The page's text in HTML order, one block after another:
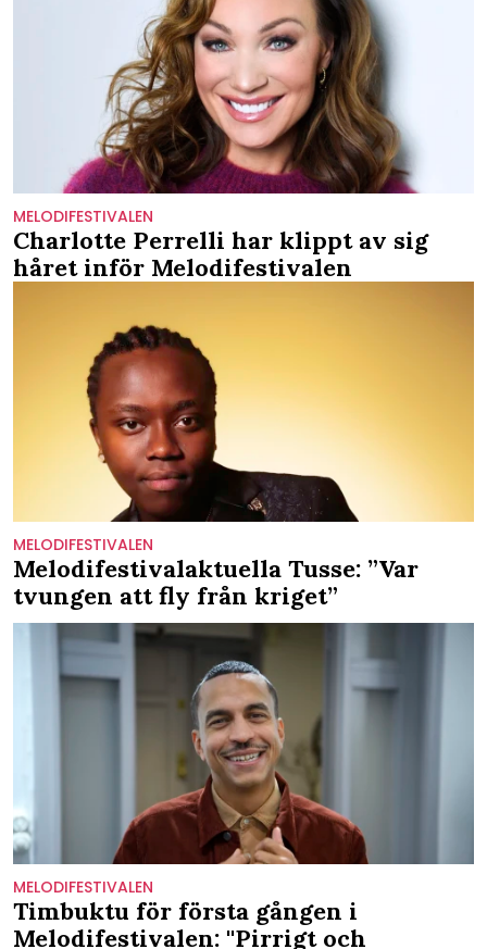
MELODIFESTIVALEN
Charlotte Perrelli har klippt av sig
håret inför Melodifestivalen
MELODIFESTIVALEN
Melodifestivalaktuella Tusse: ”Var
tvungen att fly från kriget”
MELODIFESTIVALEN
Timbuktu för första gången i
Melodifestivalen: ''Pirrigt och